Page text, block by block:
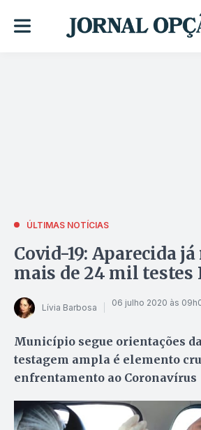
ÚLTIMAS NOTÍCIAS
Covid-19: Aparecida
mais de 24 mil testes
Lívia Barbosa 06 julho 2020 às
Município segue orientações
testagem ampla é elemento
enfrentamento ao Coronavírus